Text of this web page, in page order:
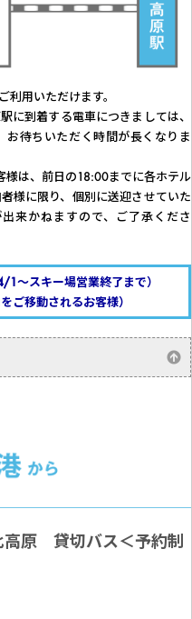
用いただけます。
到着する電車につきましては、
待ちいただく時間が長くなりま
様は、前日の18:00までに各ホテル
様に限り、個別に送迎させていた
来かねますので、ご了承くださ
〜スキー場営業終了まで）
ご移動されるお客様）
原 貸切バス＜予約制